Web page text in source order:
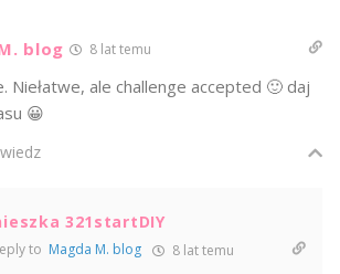
blog 8 lat temu
Niełatwe, ale challenge accepted 🙂 daj
😀
321startDIY
to Magda M. blog 8 lat temu